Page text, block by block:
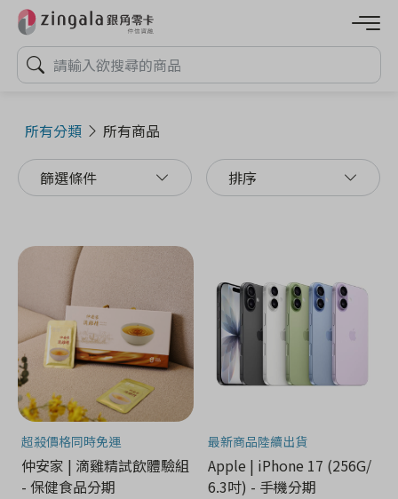
所有分類 所有商品
篩選條件 排序
超殺價格同時免運
仲安家 | 滴雞精試飲體驗組
- 保健食品分期
最新商品陸續出貨
Apple | iPhone 17 (256G/
6.3吋) - 手機分期